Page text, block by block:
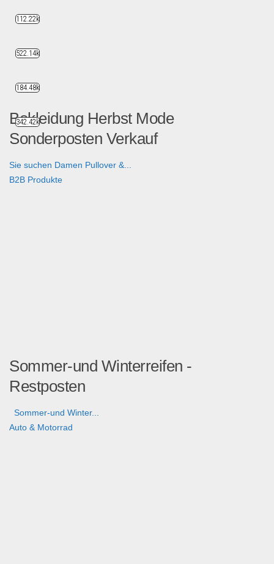
Bekleidung Herbst Mode
Sonderposten Verkauf
Sie suchen Damen Pullover &...
B2B Produkte
Sommer-und Winterreifen -
Restposten
Sommer-und Winter...
Auto & Motorrad
112.22k
522.14k
184.48k
342.42k